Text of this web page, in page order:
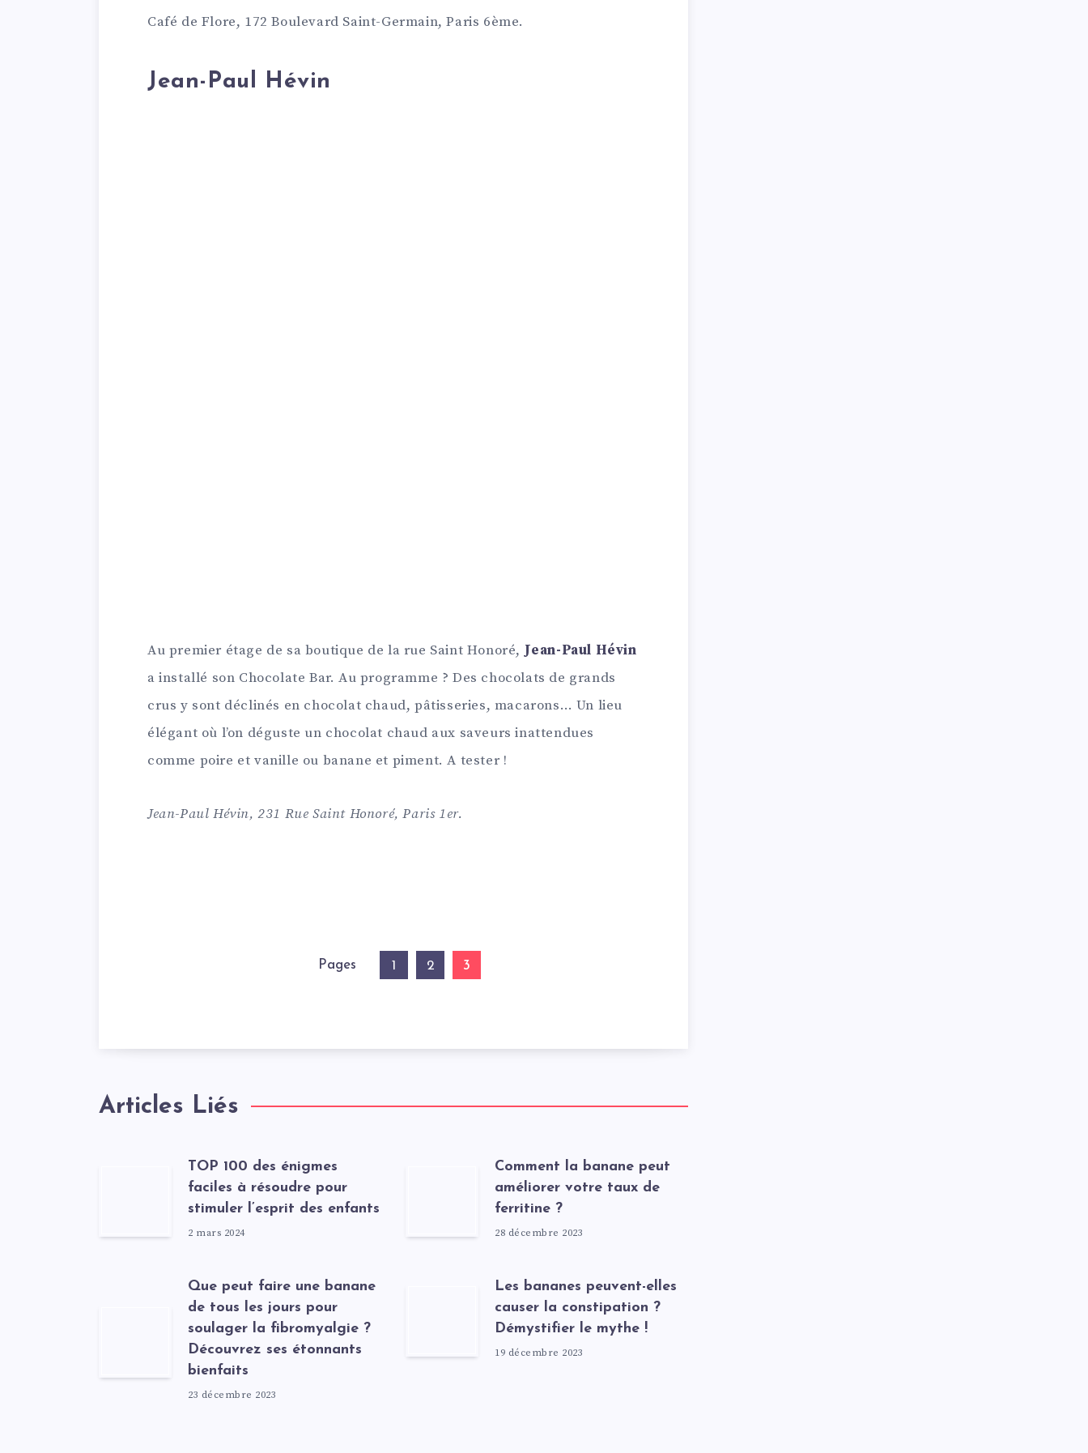
Café de Flore, 172 Boulevard Saint-Germain, Paris 6ème.
Jean-Paul Hévin
Au premier étage de sa boutique de la rue Saint Honoré, Jean-Paul Hévin
a installé son Chocolate Bar. Au programme ? Des chocolats de grands
crus y sont déclinés en chocolat chaud, pâtisseries, macarons… Un lieu
élégant où l’on déguste un chocolat chaud aux saveurs inattendues
comme poire et vanille ou banane et piment. A tester !
Jean-Paul Hévin, 231 Rue Saint Honoré, Paris 1er.
Pages 1 2 3
Articles Liés
TOP 100 des énigmes
faciles à résoudre pour
stimuler l’esprit des enfants
2 mars 2024
Comment la banane peut
améliorer votre taux de
ferritine ?
28 décembre 2023
Que peut faire une banane
de tous les jours pour
soulager la fibromyalgie ?
Découvrez ses étonnants
bienfaits
23 décembre 2023
Les bananes peuvent-elles
causer la constipation ?
Démystifier le mythe !
19 décembre 2023